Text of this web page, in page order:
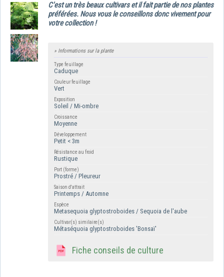
C'est un très beaux cultivars et il fait partie de nos plantes
préférées. Nous vous le conseillons donc vivement pour
votre collection !
» Informations sur la plante
Type feuillage
Caduque
Couleur feuillage
Vert
Exposition
Soleil / Mi-ombre
Croissance
Moyenne
Développement
Petit < 3m
Résistance au froid
Rustique
Port (forme)
Prostré / Pleureur
Saison d'attrait
Printemps / Automne
Espèce
Metasequoia glyptostroboides / Sequoia de l'aube
Cultivar(s) similaire(s)
Métaséquoia glyptostroboides 'Bonsaï'
Fiche conseils de culture